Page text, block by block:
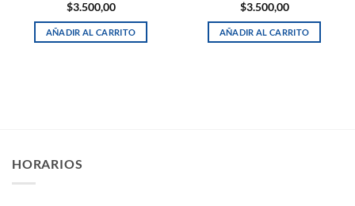
$3.500,00
AÑADIR AL CARRITO
$3.500,00
AÑADIR AL CARRITO
HORARIOS